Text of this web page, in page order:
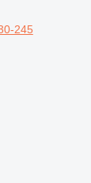
245